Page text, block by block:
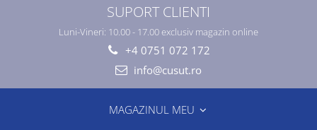
SUPORT CLIENTI
Luni-Vineri: 10.00 - 17.00 exclusiv magazin online
+4 0751 072 172
info@cusut.ro
MAGAZINUL MEU